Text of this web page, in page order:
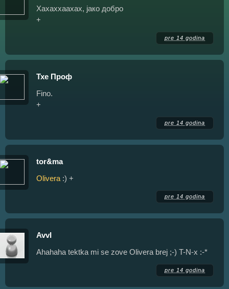
Хахаххаахах, јако добро
+
pre 14 godina
Тхе Проф
Fino.
+
pre 14 godina
tor&ma
Olivera :) +
pre 14 godina
AvvI
Ahahaha tektka mi se zove Olivera brej ;-) T-N-x :-*
pre 14 godina